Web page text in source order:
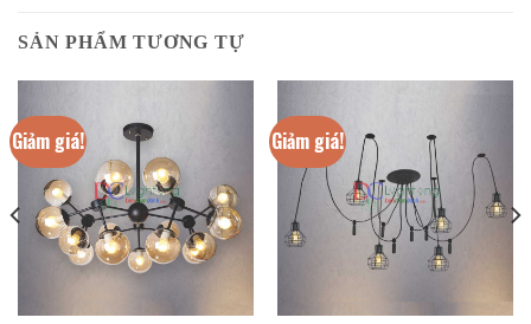
SẢN PHẨM TƯƠNG TỰ
Giảm giá! Giảm giá!